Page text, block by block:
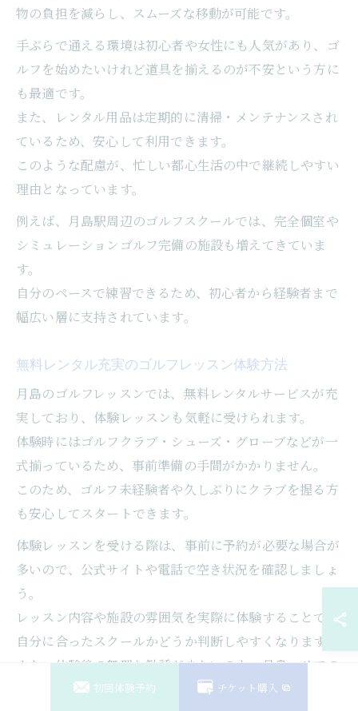
物の負担を減らし、スムーズな移動が可能です。
手ぶらで通える環境は初心者や女性にも人気があり、ゴ
ルフを始めたいけれど道具を揃えるのが不安という方に
も最適です。
また、レンタル用品は定期的に清掃・メンテナンスされ
ているため、安心して利用できます。
このような配慮が、忙しい都心生活の中で継続しやすい
理由となっています。
例えば、月島駅周辺のゴルフスクールでは、完全個室や
シミュレーションゴルフ完備の施設も増えてきていま
す。
自分のペースで練習できるため、初心者から経験者まで
幅広い層に支持されています。
無料レンタル充実のゴルフレッスン体験方法
月島のゴルフレッスンでは、無料レンタルサービスが充
実しており、体験レッスンも気軽に受けられます。
体験時にはゴルフクラブ・シューズ・グローブなどが一
式揃っているため、事前準備の手間がかかりません。
このため、ゴルフ未経験者や久しぶりにクラブを握る方
も安心してスタートできます。
体験レッスンを受ける際は、事前に予約が必要な場合が
多いので、公式サイトや電話で空き状況を確認しましょ
う。
レッスン内容や施設の雰囲気を実際に体験することで、
自分に合ったスクールかどうか判断しやすくなります。
また、体験後の無理な勧誘が少ないのも、月島エリアの
特徴です。
初回体験予約 チケット購入